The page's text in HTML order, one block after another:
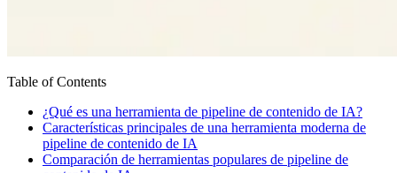
Table of Contents
¿Qué es una herramienta de pipeline de contenido de IA?
Características principales de una herramienta moderna de
pipeline de contenido de IA
Comparación de herramientas populares de pipeline de